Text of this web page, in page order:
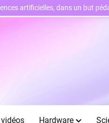
Hardware
artificielles, dans un but